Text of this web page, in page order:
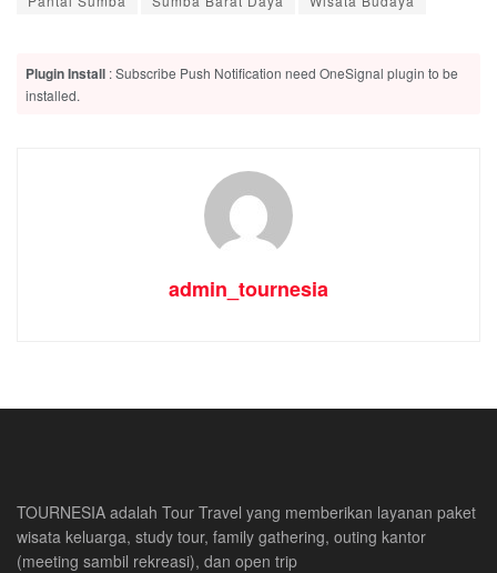
Plugin Install : Subscribe Push Notification need OneSignal plugin to be
installed.
admin_tournesia
TOURNESIA adalah Tour Travel yang memberikan layanan paket
wisata keluarga, study tour, family gathering, outing kantor
(meeting sambil rekreasi), dan open trip